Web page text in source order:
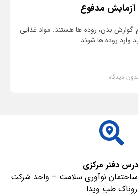
آزمایش مدفوع
بدن، روده ها هستند. مواد غذایی
وارد روده ها شوند ...
دیدگاه
دفتر مرکزی
نوآوری سلامت – واحد شرکت
روناک طب ویدا